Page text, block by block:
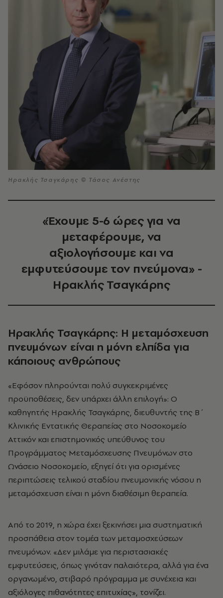
Ηρακλής Τσαγκάρης © Τάσος Ανέστης
«Έχουμε 5-6 ώρες για να
μεταφέρουμε, να
αξιολογήσουμε και να
εμφυτεύσουμε τον πνεύμονα» -
Ηρακλής Τσαγκάρης
Ηρακλής Τσαγκάρης: Η μεταμόσχευση
πνευμόνων είναι η μόνη ελπίδα για
κάποιους ανθρώπους
«Εφόσον πληρούνται πολύ συγκεκριμένες
προϋποθέσεις, δεν υπάρχει άλλη επιλογή»: Ο
καθηγητής Ηρακλής Τσαγκάρης, διευθυντής της Β΄
Κλινικής Εντατικής Θεραπείας στο Νοσοκομείο
Αττικόν και επιστημονικός υπεύθυνος του
Προγράμματος Μεταμόσχευσης Πνευμόνων στο
Ωνάσειο Νοσοκομείο, εξηγεί ότι για ορισμένες
περιπτώσεις τελικού σταδίου πνευμονικής νόσου η
μεταμόσχευση είναι η μόνη διαθέσιμη θεραπεία.
Από το 2019, η χώρα έχει ξεκινήσει μια συστηματική
προσπάθεια στον τομέα των μεταμοσχεύσεων
πνευμόνων. «Δεν μιλάμε για περιστασιακές
εμφυτεύσεις, όπως γινόταν παλαιότερα, αλλά για ένα
οργανωμένο, στιβαρό πρόγραμμα με συνέχεια και
αξιόλογες πιθανότητες επιτυχίας», τονίζει.